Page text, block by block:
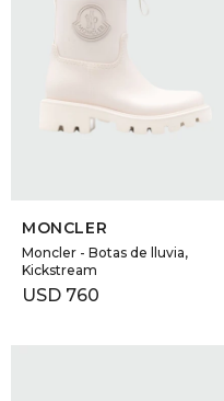
MONCLER
Moncler - Botas de lluvia,
Kickstream
USD 760